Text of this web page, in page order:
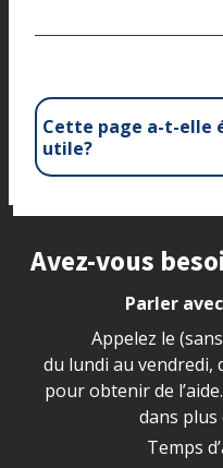
Cette page a-t-elle
utile?
Site footer
Avez-vous
Parler avec
Appelez le
du lundi au vendredi,
pour obtenir de
dans plus
Temps